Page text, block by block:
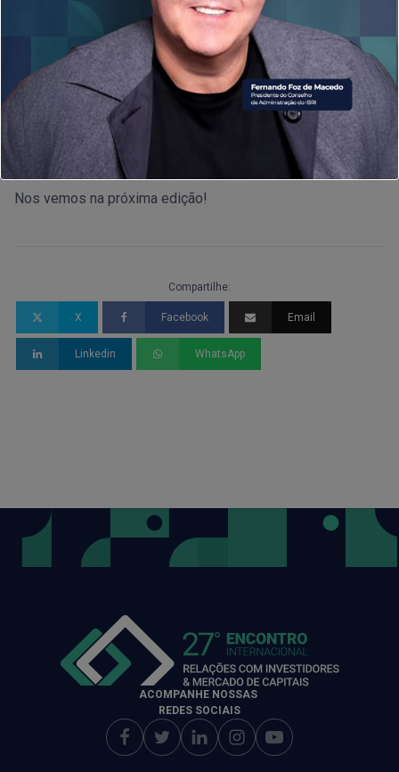
Brasileira das Companhias Abertas)eIBRI (Instituto
Brasileiro de Relações com Investidores) , que há anos
promovem o desenvolvimento do RI no país.
Agradecemos ainda a todos os palestrantes, painelistas,
participantes e à equipe de
, que garantiu uma
entrega impecável em todos os aspectos do encontro.
Nos vemos na próxima edição!
Compartilhe:
X Facebook Email
Linkedin WhatsApp
ACOMPANHE NOSSAS
REDES SOCIAIS